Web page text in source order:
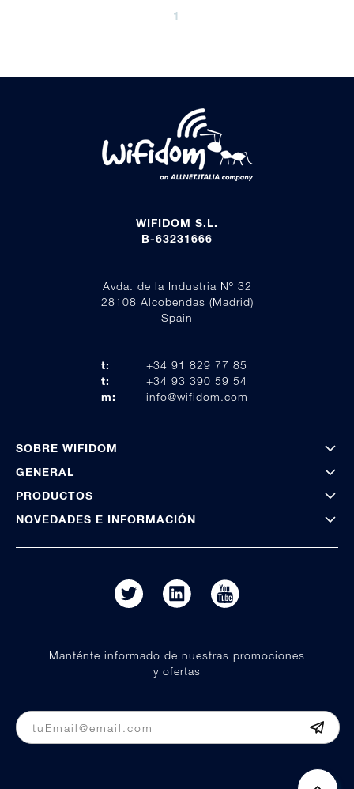
1
WIFIDOM S.L.
B-63231666
Avda. de la Industria Nº 32
28108 Alcobendas (Madrid)
Spain
t:
+34 91 829 77 85
t:
+34 93 390 59 54
m:
info@wifidom.com
SOBRE WIFIDOM
GENERAL
PRODUCTOS
NOVEDADES E INFORMACIÓN
Manténte informado de nuestras promociones
y ofertas